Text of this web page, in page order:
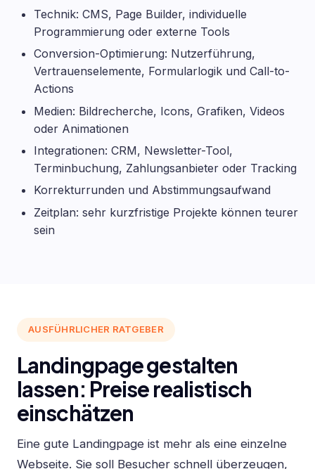
Technik: CMS, Page Builder, individuelle
Programmierung oder externe Tools
Conversion-Optimierung: Nutzerführung,
Vertrauenselemente, Formularlogik und Call-to-
Actions
Medien: Bildrecherche, Icons, Grafiken, Videos
oder Animationen
Integrationen: CRM, Newsletter-Tool,
Terminbuchung, Zahlungsanbieter oder Tracking
Korrekturrunden und Abstimmungsaufwand
Zeitplan: sehr kurzfristige Projekte können teurer
sein
AUSFÜHRLICHER RATGEBER
Landingpage gestalten
lassen: Preise realistisch
einschätzen
Eine gute Landingpage ist mehr als eine einzelne
Webseite. Sie soll Besucher schnell überzeugen,